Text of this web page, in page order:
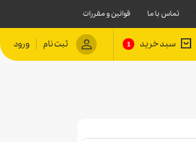
تماس با ما قوانین و مقررات
سبد خرید 1 ثبت نام | ورود